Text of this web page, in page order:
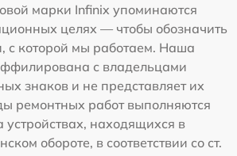
марки Infinix упоминаются
целях — чтобы обозначить
с которой мы работаем. Наша
с владельцами
знаков и не представляет их
ремонтных работ выполняются
устройствах, находящихся в
обороте, в соответствии со ст.